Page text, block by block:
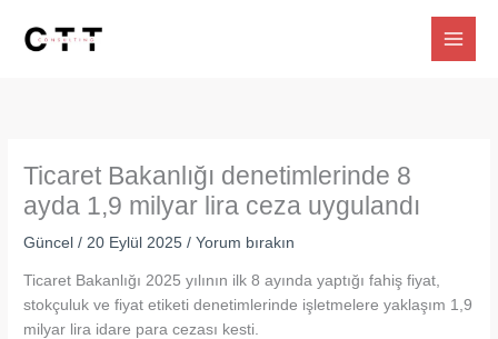
Ticaret Bakanlığı denetimlerinde 8
ayda 1,9 milyar lira ceza uygulandı
Güncel /20 Eylül 2025/Yorum bırakın
Ticaret Bakanlığı 2025 yılının ilk 8 ayında yaptığı fahiş fiyat,
stokçuluk ve fiyat etiketi denetimlerinde işletmelere yaklaşım 1,9
milyar lira idare para cezası kesti.